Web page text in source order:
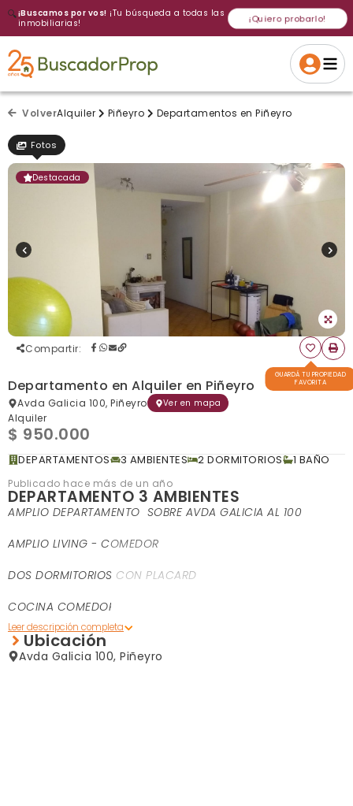
🔍¡Buscamos por vos! ¡Tu búsqueda a todas las
inmobiliarias!
¡Quiero probarlo!
Cancelar Si, eliminar
Gracias
Volver a intentar
VolverAlquiler Piñeyro Departamentos en Piñeyro
Fotos
Destacada
Compartir:
GUARDÁ TU PROPIEDAD
FAVORITA
Departamento en Alquiler en Piñeyro
Avda Galicia 100, Piñeyro Ver en mapa
Alquiler
$ 950.000
DEPARTAMENTOS 3 AMBIENTES 2 DORMITORIOS 1 BAÑO
Publicado hace más de un año
DEPARTAMENTO 3 AMBIENTES
AMPLIO DEPARTAMENTO SOBRE AVDA GALICIA AL 100
AMPLIO LIVING - COMEDOR
DOS DORMITORIOS CON PLACARD
COCINA COMEDOR DIARIO TOTALEMNTE INSTALADA
BAÑO INSTALADO
Ubicación
Avda Galicia 100, Piñeyro